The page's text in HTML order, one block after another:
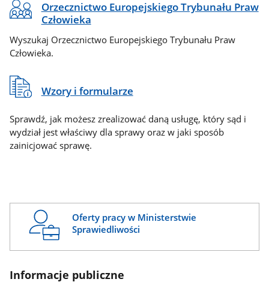
Orzecznictwo Europejskiego Trybunału Praw
Człowieka
Wyszukaj Orzecznictwo Europejskiego Trybunału Praw
Człowieka.
Wzory i formularze
Sprawdź, jak możesz zrealizować daną usługę, który sąd i
wydział jest właściwy dla sprawy oraz w jaki sposób
zainicjować sprawę.
Oferty pracy w Ministerstwie
Sprawiedliwości
Informacje publiczne